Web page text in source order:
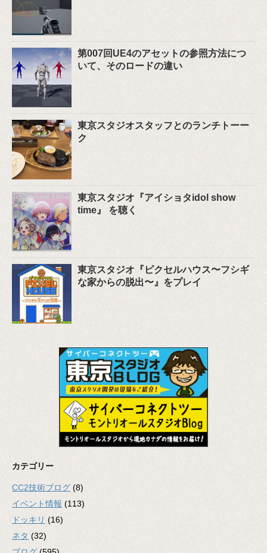
第007回UE4のアセットの参照方法につ
いて、そのロードの違い
東京スタジオスタッフとのランチトーー
ク
東京スタジオ『アイショタidol show
time』 を聴く
東京スタジオ『ピクセルハウス〜フシギ
な家からの脱出〜』をプレイ
カテゴリー
CC2技術ブログ (8)
イベント情報 (113)
ドッキリ (16)
ネタ (32)